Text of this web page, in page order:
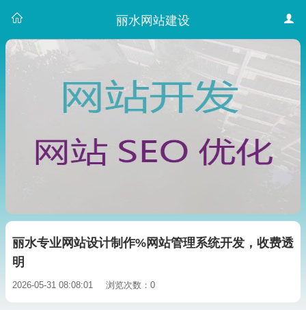
丽水网站建设
丽水专业网站设计制作%网站管理系统开发，收费透
明
2026-05-31 08:08:01 浏览次数：0